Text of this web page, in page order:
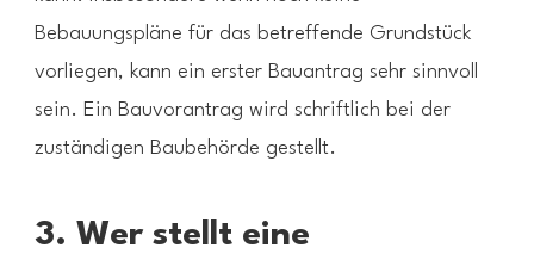
Bebauungspläne für das betreffende Grundstück
vorliegen, kann ein erster Bauantrag sehr sinnvoll
sein. Ein Bauvorantrag wird schriftlich bei der
zuständigen Baubehörde gestellt.
3. Wer stellt eine